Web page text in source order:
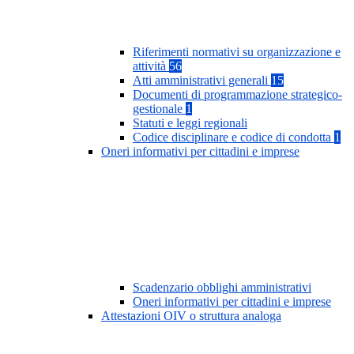
Riferimenti normativi su organizzazione e
attività 56
Atti amministrativi generali 15
Documenti di programmazione strategico-
gestionale 1
Statuti e leggi regionali
Codice disciplinare e codice di condotta 1
Oneri informativi per cittadini e imprese
Scadenzario obblighi amministrativi
Oneri informativi per cittadini e imprese
Attestazioni OIV o struttura analoga